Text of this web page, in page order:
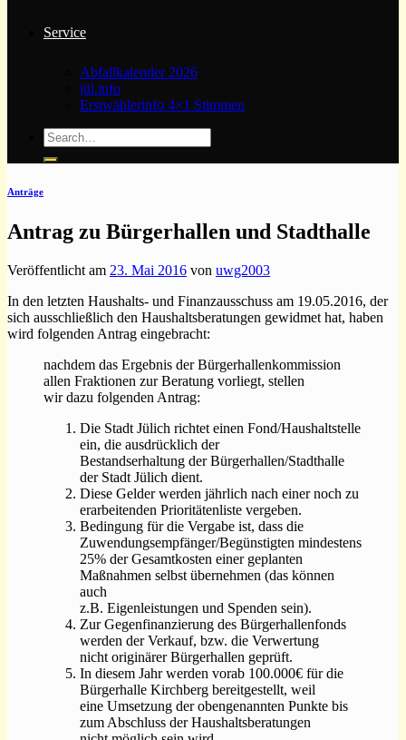
Service
Abfallkalender 2026
jül.info
Erstwählerinfo 4×1 Stimmen
Anträge
Antrag zu Bürgerhallen und Stadthalle
Veröffentlicht am 23. Mai 2016 von uwg2003
In den letzten Haushalts- und Finanzausschuss am 19.05.2016, der
sich ausschließlich den Haushaltsberatungen gewidmet hat, haben
wird folgenden Antrag eingebracht:
nachdem das Ergebnis der Bürgerhallenkommission
allen Fraktionen zur Beratung vorliegt, stellen
wir dazu folgenden Antrag:
Die Stadt Jülich richtet einen Fond/Haushaltstelle
ein, die ausdrücklich der
Bestandserhaltung der Bürgerhallen/Stadthalle
der Stadt Jülich dient.
Diese Gelder werden jährlich nach einer noch zu
erarbeitenden Prioritätenliste vergeben.
Bedingung für die Vergabe ist, dass die
Zuwendungsempfänger/Begünstigten mindestens
25% der Gesamtkosten einer geplanten
Maßnahmen selbst übernehmen (das können
auch
z.B. Eigenleistungen und Spenden sein).
Zur Gegenfinanzierung des Bürgerhallenfonds
werden der Verkauf, bzw. die Verwertung
nicht originärer Bürgerhallen geprüft.
In diesem Jahr werden vorab 100.000€ für die
Bürgerhalle Kirchberg bereitgestellt, weil
eine Umsetzung der obengenannten Punkte bis
zum Abschluss der Haushaltsberatungen